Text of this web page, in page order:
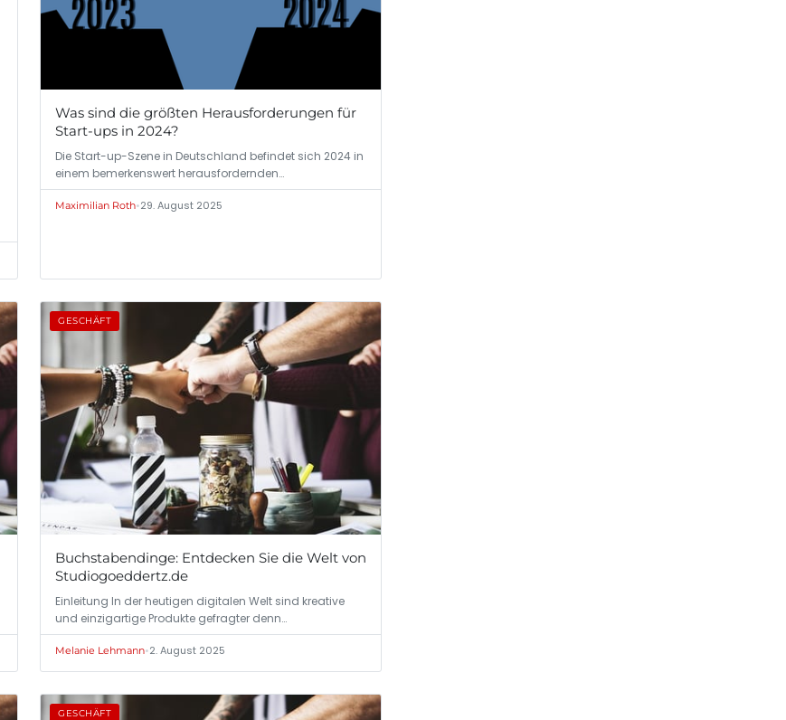
Was sind die größten Herausforderungen für
Start-ups in 2024?
Die Start-up-Szene in Deutschland befindet sich 2024 in
einem bemerkenswert herausfordernden…
Maximilian Roth•29. August 2025
GESCHÄFT
Buchstabendinge: Entdecken Sie die Welt von
Studiogoeddertz.de
Einleitung In der heutigen digitalen Welt sind kreative
und einzigartige Produkte gefragter denn…
Melanie Lehmann•2. August 2025
GESCHÄFT